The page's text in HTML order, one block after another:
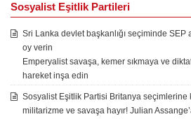
Sosyalist Eşitlik Partileri
Sri Lanka devlet başkanlığı seçiminde SEP
oy verin
Emperyalist savaşa, kemer sıkmaya ve
hareket inşa edin
Sosyalist Eşitlik Partisi Britanya seçimlerine
militarizme ve savaşa hayır! Julian